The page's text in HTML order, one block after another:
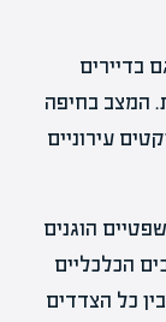
בדיירים
המצב בחיפה
עירוניים
הוגנים
הכלכליים
כל הצדדים